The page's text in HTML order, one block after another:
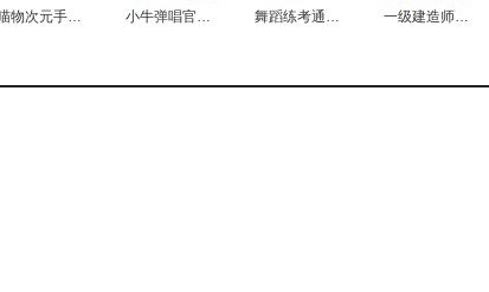
线教育学习软件，它凭借丰富的课程资源、专业的师资
喵物次元手机免费版 小牛弹唱官方最新版 舞蹈练考通正版 一级建造师铁路工程专业题库安卓直装版